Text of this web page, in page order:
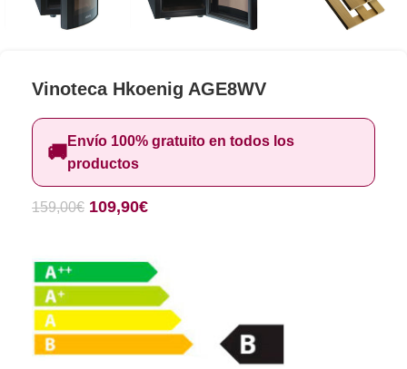
Vinoteca Hkoenig AGE8WV
🚚Envío 100% gratuito en todos los
productos
159,00€ 109,90€